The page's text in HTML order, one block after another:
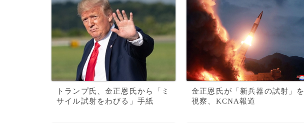
トランプ氏、金正恩氏から「ミ
サイル試射をわびる」手紙
金正恩氏が「新兵器の試射」を
視察、KCNA報道